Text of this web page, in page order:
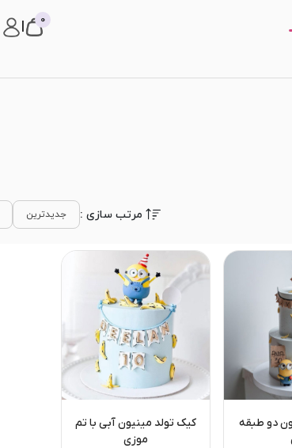
0
مرتب سازی : جدیدترین
دو طبقه
کیک تولد مینیون آبی با تم
موزی